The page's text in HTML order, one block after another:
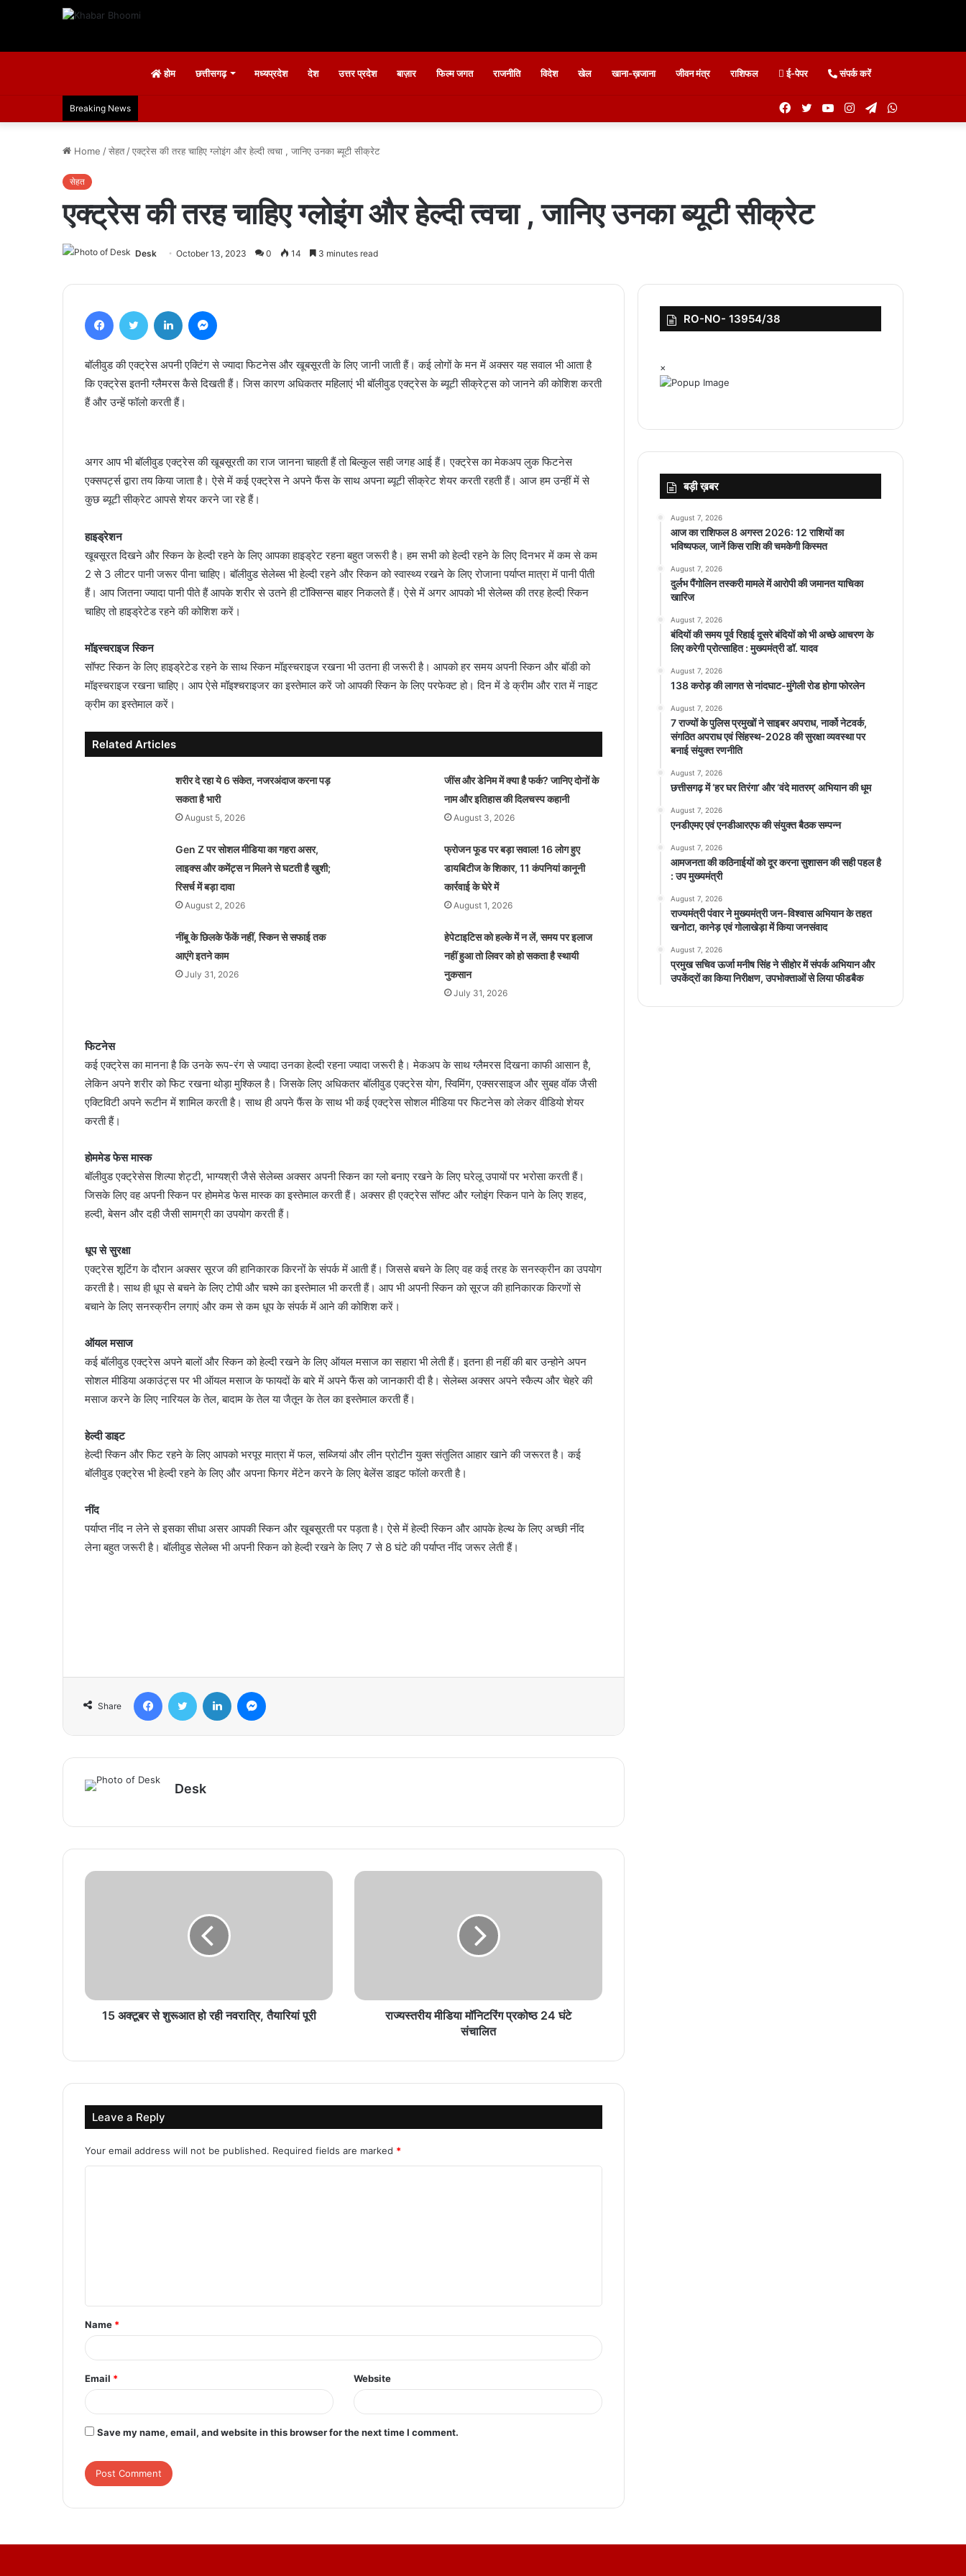
होम छत्तीसगढ़ मध्यप्रदेश देश उत्तर प्रदेश बाज़ार फिल्म जगत राजनीति विदेश खेल खाना-ख़जाना जीवन मंत्र राशिफल ई-पेपर संपर्क करें
Breaking News Telegram
Instagram
YouTube
Twitter
Facebook
Home /सेहत /एक्ट्रेस की तरह चाहिए ग्लोइंग और हेल्दी त्वचा , जानिए उनका ब्यूटी सीक्रेट
सेहत
एक्ट्रेस की तरह चाहिए ग्लोइंग और हेल्दी त्वचा , जानिए उनका ब्यूटी सीक्रेट
Desk October 13, 2023 0 14 3 minutes read
बॉलीवुड की एक्ट्रेस अपनी एक्टिंग से ज्यादा फिटनेस और खूबसूरती के लिए जानी जाती हैं। कई लोगों के मन में अक्सर यह सवाल भी आता है
कि एक्ट्रेस इतनी ग्लैमरस कैसे दिखती हैं। जिस कारण अधिकतर महिलाएं भी बॉलीवुड एक्ट्रेस के ब्यूटी सीक्रेट्स को जानने की कोशिश करती
हैं और उन्हें फॉलो करती हैं।
अगर आप भी बॉलीवुड एक्ट्रेस की खूबसूरती का राज जानना चाहती हैं तो बिल्कुल सही जगह आई हैं। एक्ट्रेस का मेकअप लुक फिटनेस
एक्सपर्ट्स द्वारा तय किया जाता है। ऐसे में कई एक्ट्रेस ने अपने फैंस के साथ अपना ब्यूटी सीक्रेट शेयर करती रहती हैं। आज हम उन्हीं में से
कुछ ब्यूटी सीक्रेट आपसे शेयर करने जा रहे हैं।
हाइड्रेशन
खूबसूरत दिखने और स्किन के हेल्दी रहने के लिए आपका हाइड्रेट रहना बहुत जरूरी है। हम सभी को हेल्दी रहने के लिए दिनभर में कम से कम
2 से 3 लीटर पानी जरूर पीना चाहिए। बॉलीवुड सेलेब्स भी हेल्दी रहने और स्किन को स्वास्थ्य रखने के लिए रोजाना पर्याप्त मात्रा में पानी पीती
हैं। आप जितना ज्यादा पानी पीते हैं आपके शरीर से उतने ही टॉक्सिन्स बाहर निकलते हैं। ऐसे में अगर आपको भी सेलेब्स की तरह हेल्दी स्किन
चाहिए तो हाइड्रेटेड रहने की कोशिश करें।
मॉइस्चराइज स्किन
सॉफ्ट स्किन के लिए हाइड्रेटेड रहने के साथ स्किन मॉइस्चराइज रखना भी उतना ही जरूरी है। आपको हर समय अपनी स्किन और बॉडी को
मॉइस्चराइज रखना चाहिए। आप ऐसे मॉइश्चराइजर का इस्तेमाल करें जो आपकी स्किन के लिए परफेक्ट हो। दिन में डे क्रीम और रात में नाइट
क्रीम का इस्तेमाल करें।
Related Articles
शरीर दे रहा ये 6 संकेत, नजरअंदाज करना पड़
सकता है भारी
August 5, 2026
जींस और डेनिम में क्या है फर्क? जानिए दोनों के
नाम और इतिहास की दिलचस्प कहानी
August 3, 2026
Gen Z पर सोशल मीडिया का गहरा असर,
लाइक्स और कमेंट्स न मिलने से घटती है खुशी;
रिसर्च में बड़ा दावा
August 2, 2026
फ्रोजन फूड पर बड़ा सवाल! 16 लोग हुए
डायबिटीज के शिकार, 11 कंपनियां कानूनी
कार्रवाई के घेरे में
August 1, 2026
नींबू के छिलके फेंकें नहीं, स्किन से सफाई तक
आएंगे इतने काम
July 31, 2026
हेपेटाइटिस को हल्के में न लें, समय पर इलाज
नहीं हुआ तो लिवर को हो सकता है स्थायी
नुकसान
July 31, 2026
फिटनेस
कई एक्ट्रेस का मानना है कि उनके रूप-रंग से ज्यादा उनका हेल्दी रहना ज्यादा जरूरी है। मेकअप के साथ ग्लैमरस दिखना काफी आसान है,
लेकिन अपने शरीर को फिट रखना थोड़ा मुश्किल है। जिसके लिए अधिकतर बॉलीवुड एक्ट्रेस योग, स्विमिंग, एक्सरसाइज और सुबह वॉक जैसी
एक्टिविटी अपने रूटीन में शामिल करती है। साथ ही अपने फैंस के साथ भी कई एक्ट्रेस सोशल मीडिया पर फिटनेस को लेकर वीडियो शेयर
करती हैं।
होममेड फेस मास्क
बॉलीवुड एक्ट्रेसेस शिल्पा शेट्टी, भाग्यश्री जैसे सेलेब्स अक्सर अपनी स्किन का ग्लो बनाए रखने के लिए घरेलू उपायों पर भरोसा करती हैं।
जिसके लिए वह अपनी स्किन पर होममेड फेस मास्क का इस्तेमाल करती हैं। अक्सर ही एक्ट्रेस सॉफ्ट और ग्लोइंग स्किन पाने के लिए शहद,
हल्दी, बेसन और दही जैसी सामग्री का उपयोग करती हैं।
धूप से सुरक्षा
एक्ट्रेस शूटिंग के दौरान अक्सर सूरज की हानिकारक किरनों के संपर्क में आती हैं। जिससे बचने के लिए वह कई तरह के सनस्क्रीन का उपयोग
करती है। साथ ही धूप से बचने के लिए टोपी और चश्मे का इस्तेमाल भी करती हैं। आप भी अपनी स्किन को सूरज की हानिकारक किरणों से
बचाने के लिए सनस्क्रीन लगाएं और कम से कम धूप के संपर्क में आने की कोशिश करें।
ऑयल मसाज
कई बॉलीवुड एक्ट्रेस अपने बालों और स्किन को हेल्दी रखने के लिए ऑयल मसाज का सहारा भी लेती हैं। इतना ही नहीं की बार उन्होने अपन
सोशल मीडिया अकाउंट्स पर भी ऑयल मसाज के फायदों के बारे में अपने फैंस को जानकारी दी है। सेलेब्स अक्सर अपने स्कैल्प और चेहरे की
मसाज करने के लिए नारियल के तेल, बादाम के तेल या जैतून के तेल का इस्तेमाल करती हैं।
हेल्दी डाइट
हेल्दी स्किन और फिट रहने के लिए आपको भरपूर मात्रा में फल, सब्जियां और लीन प्रोटीन युक्त संतुलित आहार खाने की जरूरत है। कई
बॉलीवुड एक्ट्रेस भी हेल्दी रहने के लिए और अपना फिगर मेंटेन करने के लिए बेलेंस डाइट फॉलो करती है।
नींद
पर्याप्त नींद न लेने से इसका सीधा असर आपकी स्किन और खूबसूरती पर पड़ता है। ऐसे में हेल्दी स्किन और आपके हेल्थ के लिए अच्छी नींद
लेना बहुत जरूरी है। बॉलीवुड सेलेब्स भी अपनी स्किन को हेल्दी रखने के लिए 7 से 8 घंटे की पर्याप्त नींद जरूर लेती हैं।
Share
Desk
15 अक्टूबर से शुरूआत हो रही नवरात्रि, तैयारियां पूरी
राज्यस्तरीय मीडिया मॉनिटरिंग प्रकोष्ठ 24 घंटे
संचालित
Leave a Reply
Your email address will not be published. Required fields are marked *
t
*
Name *
Email * Website
Save my name, email, and website in this browser for the next time I comment.
RO-NO- 13954/38
×
बड़ी ख़बर
August 7, 2026
आज का राशिफल 8 अगस्त 2026: 12 राशियों का
भविष्यफल, जानें किस राशि की चमकेगी किस्मत
August 7, 2026
दुर्लभ पैंगोलिन तस्करी मामले में आरोपी की जमानत याचिका
खारिज
August 7, 2026
बंदियों की समय पूर्व रिहाई दूसरे बंदियों को भी अच्छे आचरण के
लिए करेगी प्रोत्साहित : मुख्यमंत्री डॉ. यादव
August 7, 2026
138 करोड़ की लागत से नांदघाट-मुंगेली रोड होगा फोरलेन
August 7, 2026
7 राज्यों के पुलिस प्रमुखों ने साइबर अपराध, नार्को नेटवर्क,
संगठित अपराध एवं सिंहस्थ-2028 की सुरक्षा व्यवस्था पर
बनाई संयुक्त रणनीति
August 7, 2026
छत्तीसगढ़ में ‘हर घर तिरंगा’ और ‘वंदे मातरम्’ अभियान की धूम
August 7, 2026
एनडीएमए एवं एनडीआरएफ की संयुक्त बैठक सम्पन्न
August 7, 2026
आमजनता की कठिनाईयों को दूर करना सुशासन की सही पहल है
: उप मुख्यमंत्री
August 7, 2026
राज्यमंत्री पंवार ने मुख्यमंत्री जन-विश्वास अभियान के तहत
खनोटा, कानेड़ एवं गोलाखेड़ा में किया जनसंवाद
August 7, 2026
प्रमुख सचिव ऊर्जा मनीष सिंह ने सीहोर में संपर्क अभियान और
उपकेंद्रों का किया निरीक्षण, उपभोक्ताओं से लिया फीडबैक